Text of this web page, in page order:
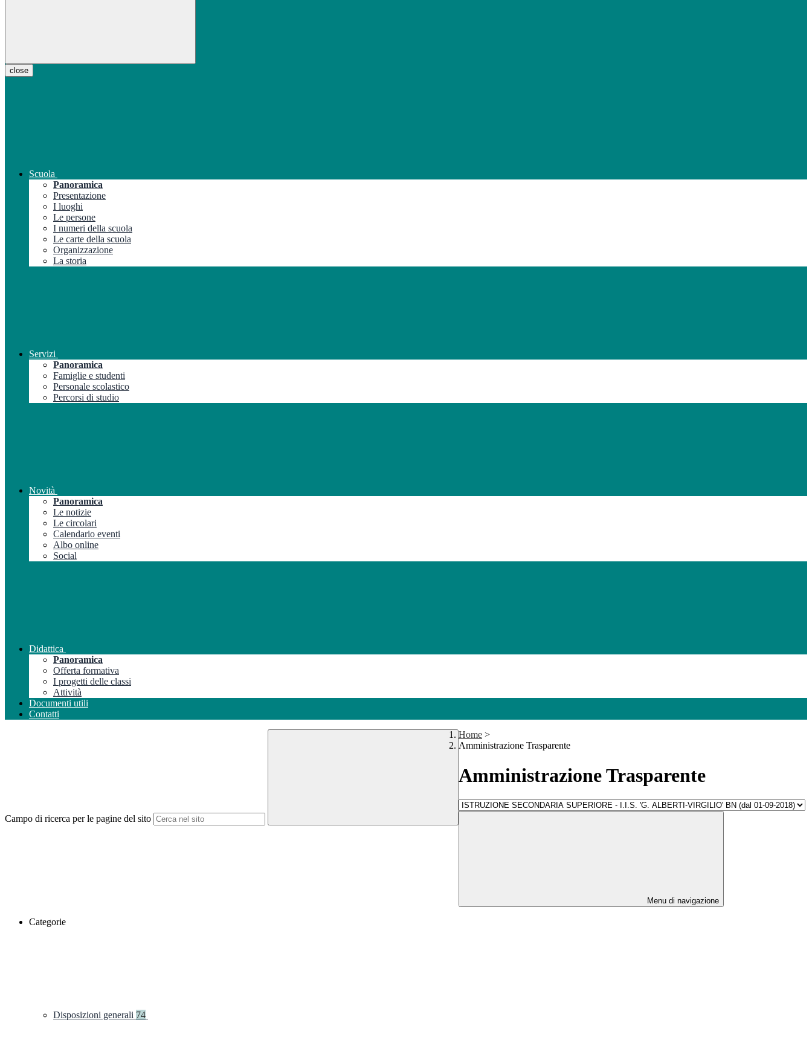
close
Scuola
Panoramica
Presentazione
I luoghi
Le persone
I numeri della scuola
Le carte della scuola
Organizzazione
La storia
Servizi
Panoramica
Famiglie e studenti
Personale scolastico
Percorsi di studio
Novità
Panoramica
Le notizie
Le circolari
Calendario eventi
Albo online
Social
Didattica
Panoramica
Offerta formativa
I progetti delle classi
Attività
Documenti utili
Contatti
Campo di ricerca per le pagine del sito
Home >
Amministrazione Trasparente
Amministrazione Trasparente
Menu di navigazione
Categorie
Disposizioni generali 74